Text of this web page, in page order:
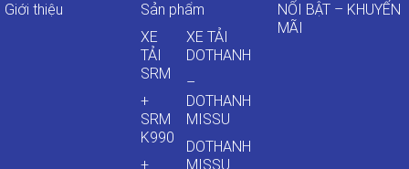
Giới thiệu
Sản phẩm
XE
TẢI
SRM
+
SRM
K990
+
XE TẢI
DOTHANH
–
DOTHANH
MISSU
DOTHANH
MISSU
NỔI BẬT – KHUYẾN
MÃI